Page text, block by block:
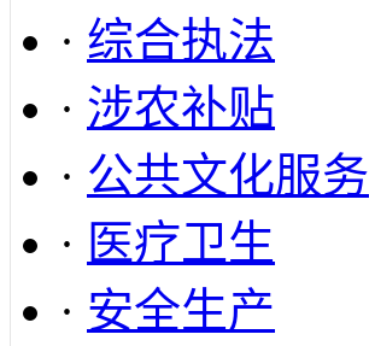
· 综合执法
· 涉农补贴
· 公共文化服务
· 医疗卫生
· 安全生产